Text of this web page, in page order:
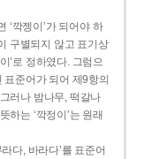
‘깍젱이’가 되어야 하
구별되지 않고 표기상
’로 정하였다. 그럼으
표준어가 되어 제9항의
러나 밤나무, 떡갈나
하는 ‘깍정이’는 원래
다, 바라다’를 표준어